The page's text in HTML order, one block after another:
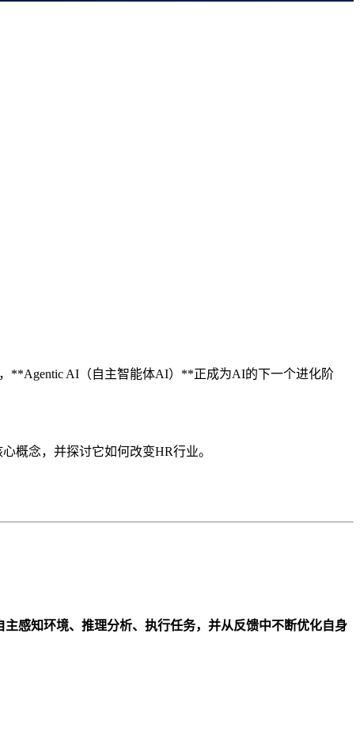
**Agentic AI（自主智能体AI）**正成为AI的下一个进化阶
概念，并探讨它如何改变HR行业。
主感知环境、推理分析、执行任务，并从反馈中不断优化自身